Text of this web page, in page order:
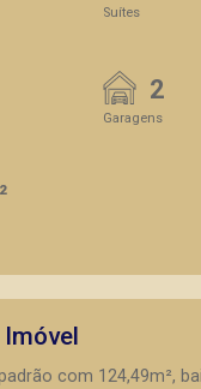
Suítes
2
Garagens
com 124,49m²,